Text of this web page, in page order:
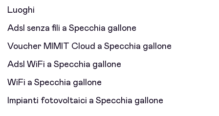
Luoghi
Adsl senza fili a Specchia gallone
Voucher MIMIT Cloud a Specchia gallone
Adsl WiFi a Specchia gallone
WiFi a Specchia gallone
Impianti fotovoltaici a Specchia gallone